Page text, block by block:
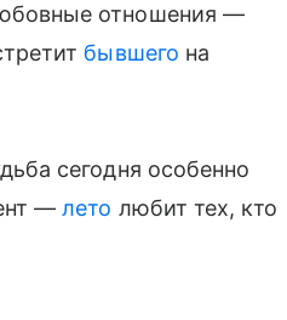
отношения —
бывшего на
сегодня особенно
—лето любит тех, кто